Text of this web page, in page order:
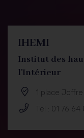
IHEMI
Institut des
l'Intérieur
1 place
Tel : 01 76 64